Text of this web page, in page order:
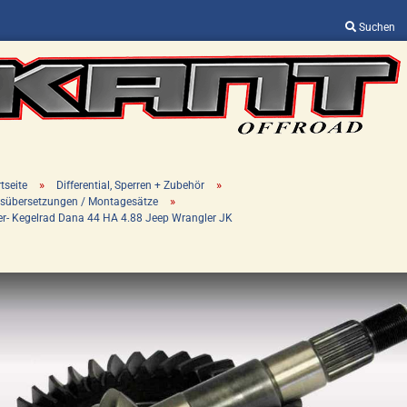
Suchen
Sprache auswählen
Lieferland
Passwort vergessen?
» Differential, Sperren + Zubehör »
/ Montagesätze »
Kegelrad Dana 44 HA 4.88 Jeep Wrangler JK